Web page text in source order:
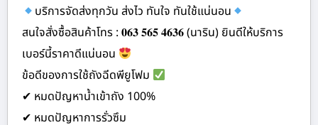
บริการจัดส่งทุกวัน ส่งไว ทันใจ ทันใช้แน่นอน
สนใจสั่งซื้อสินค้าโทร : 𝟎𝟔𝟑 𝟓𝟔𝟓 𝟒𝟔𝟑𝟔 (นาริน) ยินดีให้บริการ
เบอร์นี้ราคาดีแน่นอน
ข้อดีของการใช้ถังฉีดพียูโฟม
✔ หมดปัญหาน้ำเข้าถัง 100%
✔ หมดปัญหาการรั่วซึม